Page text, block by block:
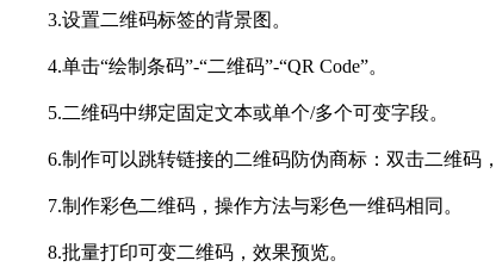
3.设置二维码标签的背景图。
4.单击“绘制条码”-“二维码”-“QR Code”。
5.二维码中绑定固定文本或单个/多个可变字段。
6.制作可以跳转链接的二维码防伪商标：双击二维码，
7.制作彩色二维码，操作方法与彩色一维码相同。
8.批量打印可变二维码，效果预览。